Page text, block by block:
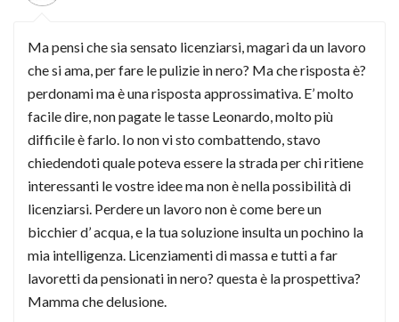
Ma pensi che sia sensato licenziarsi, magari da un lavoro
che si ama, per fare le pulizie in nero? Ma che risposta è?
perdonami ma è una risposta approssimativa. E’ molto
facile dire, non pagate le tasse Leonardo, molto più
difficile è farlo. Io non vi sto combattendo, stavo
chiedendoti quale poteva essere la strada per chi ritiene
interessanti le vostre idee ma non è nella possibilità di
licenziarsi. Perdere un lavoro non è come bere un
bicchier d’ acqua, e la tua soluzione insulta un pochino la
mia intelligenza. Licenziamenti di massa e tutti a far
lavoretti da pensionati in nero? questa è la prospettiva?
Mamma che delusione.